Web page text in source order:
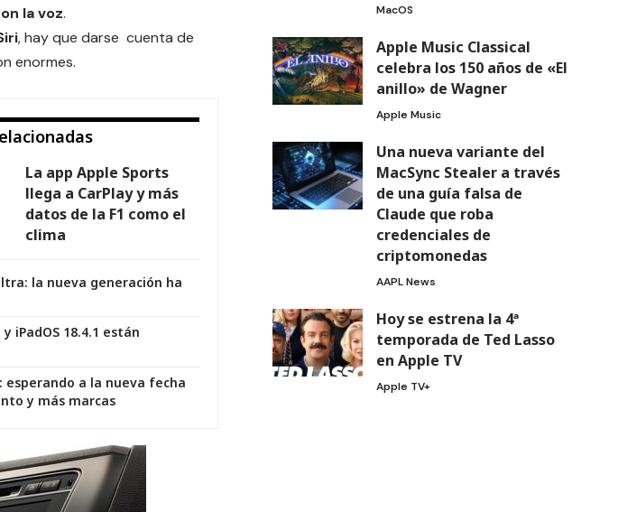
la voz.
, hay que darse cuenta de
enormes.
La app Apple Sports
llega a CarPlay y más
datos de la F1 como el
clima
la nueva generación ha
y iPadOS 18.4.1 están
esperando a la nueva fecha
y más marcas
MacOS
Apple Music Classical
celebra los 150 años de «El
anillo» de Wagner
Apple Music
Una nueva variante del
MacSync Stealer a través
de una guía falsa de
Claude que roba
credenciales de
criptomonedas
AAPL News
Hoy se estrena la 4ª
temporada de Ted Lasso
en Apple TV
Apple TV+